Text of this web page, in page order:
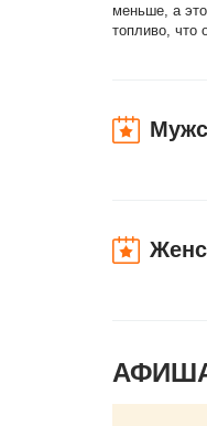
меньше, а
топливо, что